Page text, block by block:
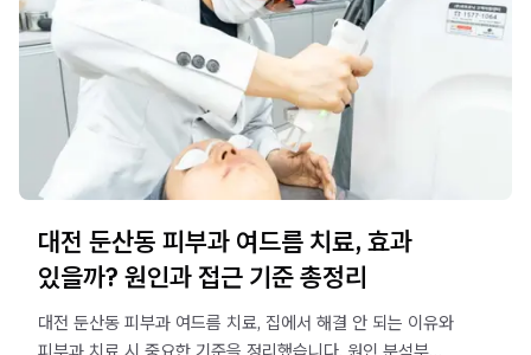
대전 둔산동 피부과 여드름 치료, 효과
있을까? 원인과 접근 기준 총정리
대전 둔산동 피부과 여드름 치료, 집에서 해결 안 되는 이유와